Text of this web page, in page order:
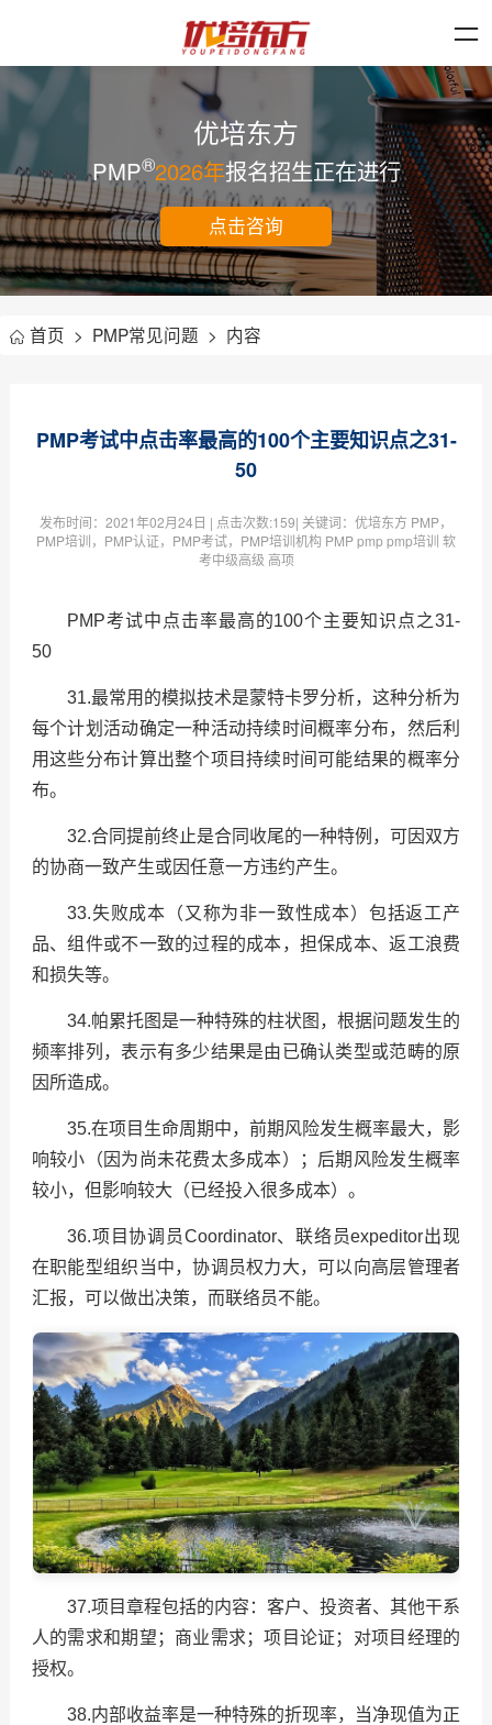
优培东方
PMP®2026年报名招生正在进行
点击咨询
首页 > PMP常见问题 > 内容
PMP考试中点击率最高的100个主要知识点之31-
50
发布时间： 2021年02月24日 | 点击次数:159| 关键词：优培东方 PMP，
PMP培训，PMP认证，PMP考试，PMP培训机构 PMP pmp pmp培训 软
考中级高级 高项
PMP考试中点击率最高的100个主要知识点之31-
50
31.最常用的模拟技术是蒙特卡罗分析，这种分析为
每个计划活动确定一种活动持续时间概率分布，然后利
用这些分布计算出整个项目持续时间可能结果的概率分
布。
32.合同提前终止是合同收尾的一种特例，可因双方
的协商一致产生或因任意一方违约产生。
33.失败成本（又称为非一致性成本）包括返工产
品、组件或不一致的过程的成本，担保成本、返工浪费
和损失等。
34.帕累托图是一种特殊的柱状图，根据问题发生的
频率排列，表示有多少结果是由已确认类型或范畴的原
因所造成。
35.在项目生命周期中，前期风险发生概率最大，影
响较小（因为尚未花费太多成本）；后期风险发生概率
较小，但影响较大（已经投入很多成本）。
36.项目协调员Coordinator、联络员expeditor出现
在职能型组织当中，协调员权力大，可以向高层管理者
汇报，可以做出决策，而联络员不能。
37.项目章程包括的内容：客户、投资者、其他干系
人的需求和期望；商业需求；项目论证；对项目经理的
授权。
38.内部收益率是一种特殊的折现率，当净现值为正